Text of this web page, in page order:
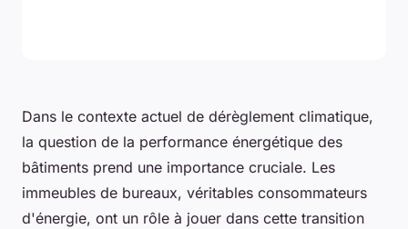
Dans le contexte actuel de dérèglement climatique,
la question de la performance énergétique des
bâtiments prend une importance cruciale. Les
immeubles de bureaux, véritables consommateurs
d'énergie, ont un rôle à jouer dans cette transition